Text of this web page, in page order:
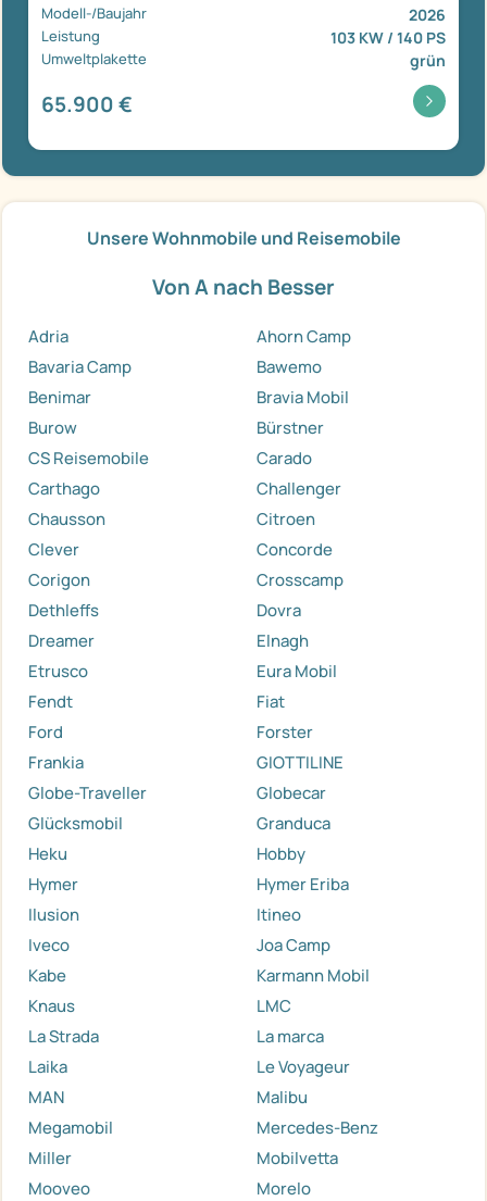
Modell-/Baujahr 2026
Leistung 103 KW / 140 PS
Umweltplakette grün
65.900 €
Unsere Wohnmobile und Reisemobile
Von A nach Besser
Adria
Ahorn Camp
Bavaria Camp
Bawemo
Benimar
Bravia Mobil
Burow
Bürstner
CS Reisemobile
Carado
Carthago
Challenger
Chausson
Citroen
Clever
Concorde
Corigon
Crosscamp
Dethleffs
Dovra
Dreamer
Elnagh
Etrusco
Eura Mobil
Fendt
Fiat
Ford
Forster
Frankia
GIOTTILINE
Globe-Traveller
Globecar
Glücksmobil
Granduca
Heku
Hobby
Hymer
Hymer Eriba
Ilusion
Itineo
Iveco
Joa Camp
Kabe
Karmann Mobil
Knaus
LMC
La Strada
La marca
Laika
Le Voyageur
MAN
Malibu
Megamobil
Mercedes-Benz
Miller
Mobilvetta
Mooveo
Morelo